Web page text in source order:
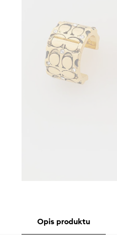
Opis produktu